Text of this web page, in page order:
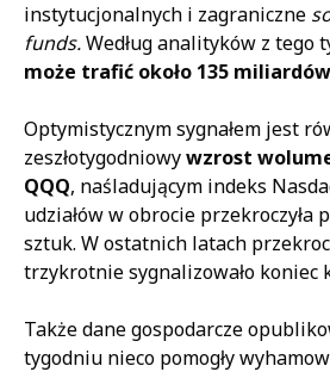
instytucjonalnych i zagraniczne
funds.Według analityków z tego
może trafić około 135
Optymistycznym sygnałem jest
zeszłotygodniowywzrost
QQQ, naśladującym indeks
udziałów w obrocie przekroczyła
sztuk. W ostatnich latach
trzykrotnie sygnalizowało koniec
Także dane gospodarcze
tygodniu nieco pomogły